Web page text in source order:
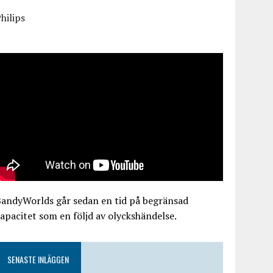
går sedan en tid på begränsad
som en följd av olyckshändelse.
SENASTE INLÄGGEN